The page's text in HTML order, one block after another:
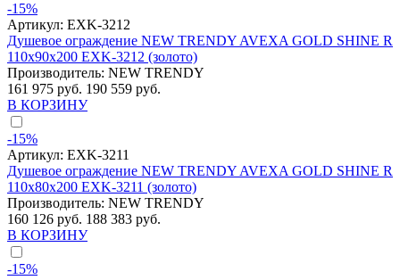
-15%
Артикул: EXK-3212
Душевое ограждение NEW TRENDY AVEXA GOLD SHINE R
110x90x200 EXK-3212 (золото)
Производитель: NEW TRENDY
161 975 руб. 190 559 руб.
В КОРЗИНУ
-15%
Артикул: EXK-3211
Душевое ограждение NEW TRENDY AVEXA GOLD SHINE R
110x80x200 EXK-3211 (золото)
Производитель: NEW TRENDY
160 126 руб. 188 383 руб.
В КОРЗИНУ
-15%